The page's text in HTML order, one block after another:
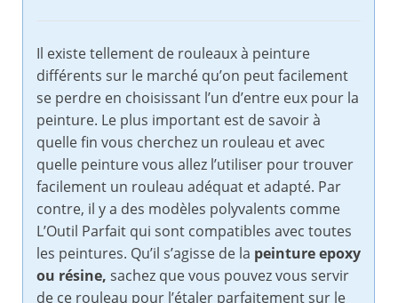
Il existe tellement de rouleaux à peinture
différents sur le marché qu’on peut facilement
se perdre en choisissant l’un d’entre eux pour la
peinture. Le plus important est de savoir à
quelle fin vous cherchez un rouleau et avec
quelle peinture vous allez l’utiliser pour trouver
facilement un rouleau adéquat et adapté. Par
contre, il y a des modèles polyvalents comme
L’Outil Parfait qui sont compatibles avec toutes
les peintures. Qu’il s’agisse de la peinture epoxy
ou résine, sachez que vous pouvez vous servir
de ce rouleau pour l’étaler parfaitement sur le